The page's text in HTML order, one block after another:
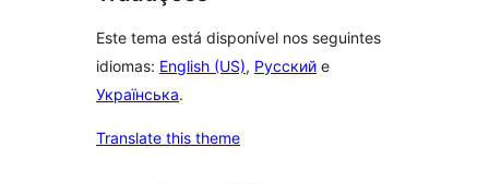
Este tema está disponível nos seguintes
idiomas: English (US), Русский e
Українська.
Translate this theme